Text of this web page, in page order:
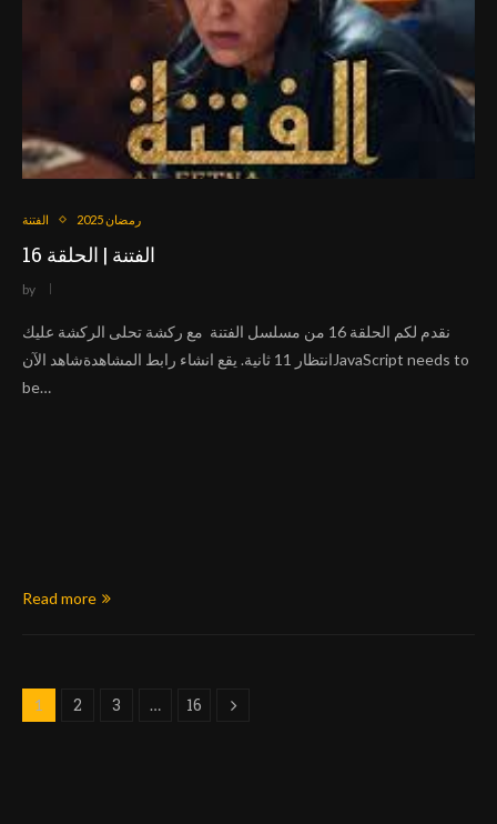
الفتنة رمضان 2025
الفتنة | الحلقة 16
by
نقدم لكم الحلقة 16 من مسلسل الفتنة مع ركشة تحلى الركشة عليك
انتظار 11 ثانية. يقع انشاء رابط المشاهدةشاهد الآنJavaScript needs to
be…
Read more
1 2 3 … 16